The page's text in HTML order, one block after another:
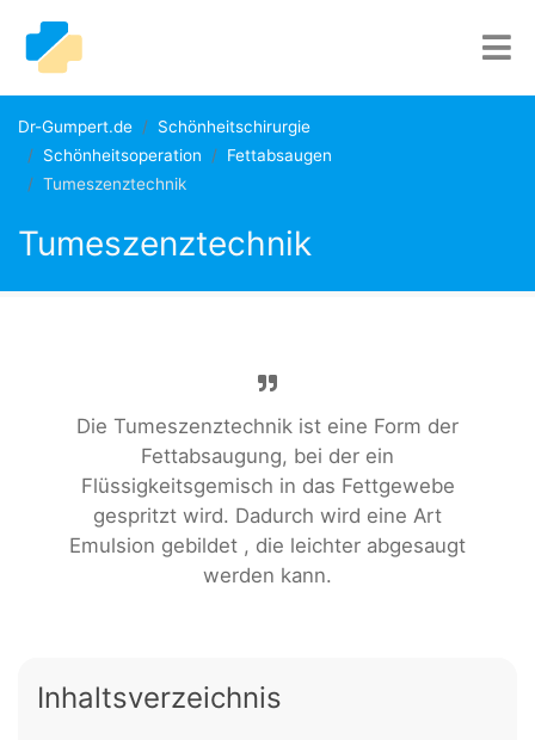
Dr-Gumpert.de
Schönheitschirurgie
Schönheitsoperation
Fettabsaugen
Tumeszenztechnik
Tumeszenztechnik
Die Tumeszenztechnik ist eine Form der
Fettabsaugung, bei der ein
Flüssigkeitsgemisch in das Fettgewebe
gespritzt wird. Dadurch wird eine Art
Emulsion gebildet , die leichter abgesaugt
werden kann.
Inhaltsverzeichnis